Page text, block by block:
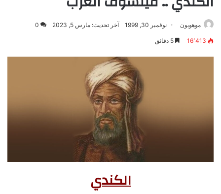
موهوبون نوفمبر 30, 1999 آخر تحديث: مارس 5, 2023 0
16٬413
الكندي